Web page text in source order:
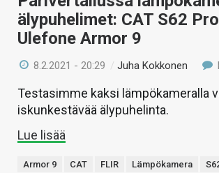
älypuhelimet: CAT S62
Ulefone Armor 9
8.2.2021 - 20:29 /Juha Kokkonen
Testasimme kaksi lämpökameralla
iskunkestävää älypuhelinta.
Lue lisää
Armor 9 CAT FLIR Lämpökamera